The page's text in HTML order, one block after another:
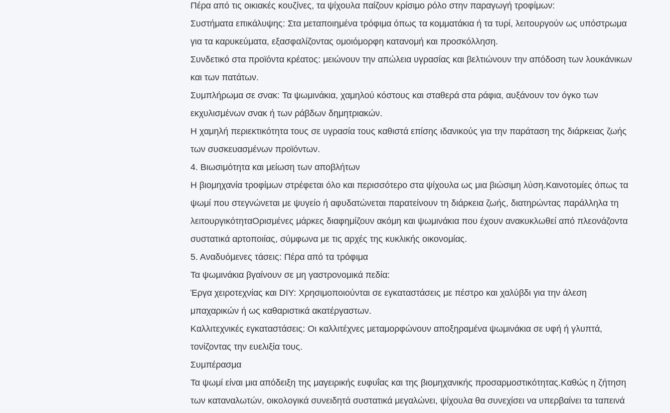
Πέρα από τις οικιακές κουζίνες, τα ψίχουλα παίζουν κρίσιμο ρόλο στην παραγωγή τροφίμων:
Συστήματα επικάλυψης: Στα μεταποιημένα τρόφιμα όπως τα κομματάκια ή τα τυρί, λειτουργούν ως υπόστρωμα
για τα καρυκεύματα, εξασφαλίζοντας ομοιόμορφη κατανομή και προσκόλληση.
Συνδετικό στα προϊόντα κρέατος: μειώνουν την απώλεια υγρασίας και βελτιώνουν την απόδοση των λουκάνικων
και των πατάτων.
Συμπλήρωμα σε σνακ: Τα ψωμινάκια, χαμηλού κόστους και σταθερά στα ράφια, αυξάνουν τον όγκο των
εκχυλισμένων σνακ ή των ράβδων δημητριακών.
Η χαμηλή περιεκτικότητα τους σε υγρασία τους καθιστά επίσης ιδανικούς για την παράταση της διάρκειας ζωής
των συσκευασμένων προϊόντων.
4. Βιωσιμότητα και μείωση των αποβλήτων
Η βιομηχανία τροφίμων στρέφεται όλο και περισσότερο στα ψίχουλα ως μια βιώσιμη λύση.Καινοτομίες όπως τα
ψωμί που στεγνώνεται με ψυγείο ή αφυδατώνεται παρατείνουν τη διάρκεια ζωής, διατηρώντας παράλληλα τη
λειτουργικότηταΟρισμένες μάρκες διαφημίζουν ακόμη και ψωμινάκια που έχουν ανακυκλωθεί από πλεονάζοντα
συστατικά αρτοποιίας, σύμφωνα με τις αρχές της κυκλικής οικονομίας.
5. Αναδυόμενες τάσεις: Πέρα από τα τρόφιμα
Τα ψωμινάκια βγαίνουν σε μη γαστρονομικά πεδία:
Έργα χειροτεχνίας και DIY: Χρησιμοποιούνται σε εγκαταστάσεις με πέστρο και χαλύβδι για την άλεση
μπαχαρικών ή ως καθαριστικά ακατέργαστων.
Καλλιτεχνικές εγκαταστάσεις: Οι καλλιτέχνες μεταμορφώνουν αποξηραμένα ψωμινάκια σε υφή ή γλυπτά,
τονίζοντας την ευελιξία τους.
Συμπέρασμα
Τα ψωμί είναι μια απόδειξη της μαγειρικής ευφυΐας και της βιομηχανικής προσαρμοστικότητας.Καθώς η ζήτηση
των καταναλωτών, οικολογικά συνειδητά συστατικά μεγαλώνει, ψίχουλα θα συνεχίσει να υπερβαίνει τα ταπεινά